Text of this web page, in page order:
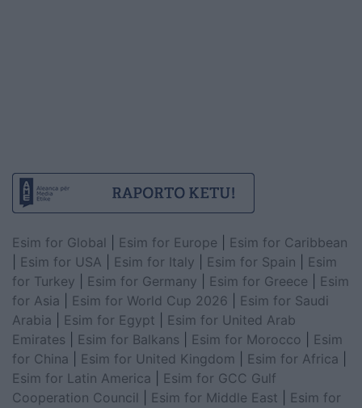
Esim for Global Esim for Europe
Esim for Caribbean
Esim for USA Esim for Italy Esim for Spain
Esim
for Turkey
Esim for Germany Esim for Greece
Esim
for Asia
Esim for World Cup 2026
Esim for Saudi
Arabia
Esim for Egypt
Esim for United Arab
Emirates
Esim for Balkans Esim for Morocco
Esim
for China
Esim for United Kingdom Esim for Africa
Esim for Latin America
Esim for GCC Gulf
Cooperation Council
Esim for Middle East
Esim for